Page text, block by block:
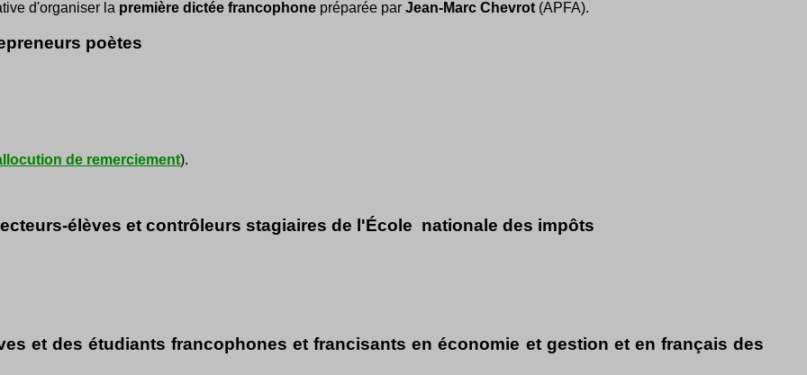
d'organiser la première dictée francophone préparée par Jean-Marc Chevrot (APFA).
poètes
de remerciement).
élèves et contrôleurs stagiaires de l'École nationale des impôts
et des étudiants francophones et francisants en économie et gestion et en français des